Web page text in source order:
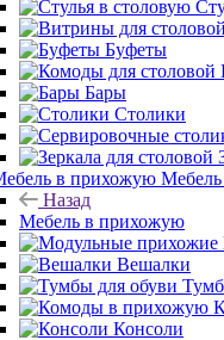
Буфеты
Бары
Столики
Назад
Мебель в прихожую
Вешалки
Консоли